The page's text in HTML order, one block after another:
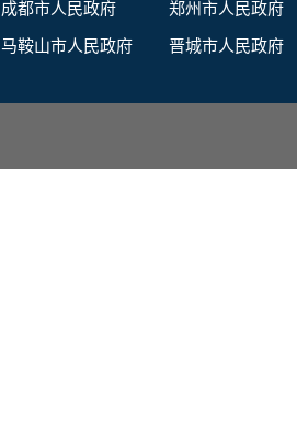
成都市人民政府
郑州市人民政府
马鞍山市人民政府 晋城市人民政府